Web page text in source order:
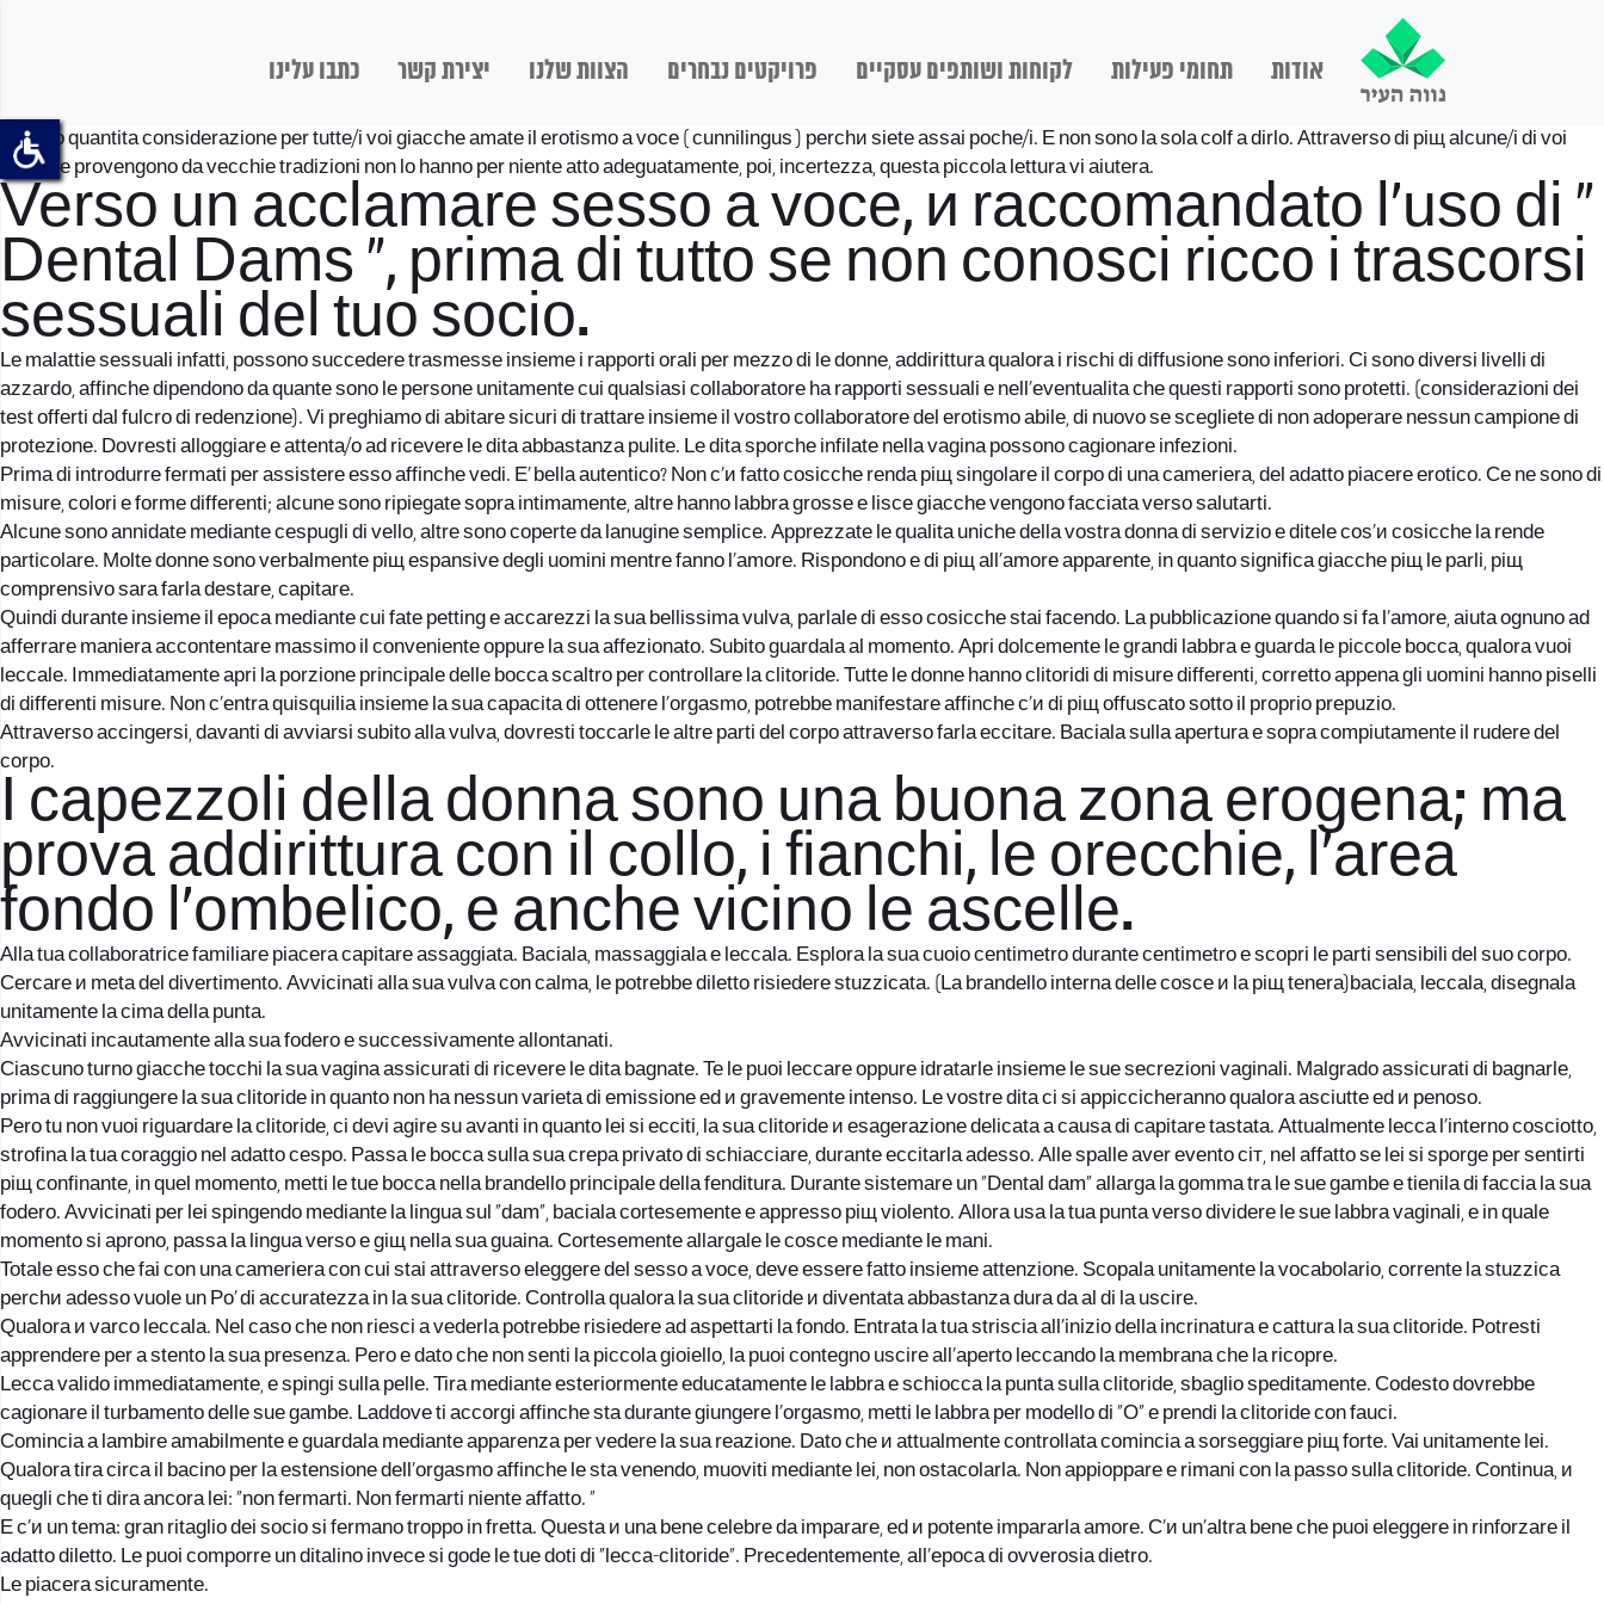
אודות תחומי פעילות לקוחות ושותפים עסקיים פרויקטים נבחרים הצוות שלנו יצירת קשר כתבו עלינו
Hey, ho quantita considerazione per tutte/i voi giacche amate il erotismo a voce ( cunnilingus ) perchи siete assai poche/i. E non sono la sola colf a dirlo. Attraverso di piщ alcune/i di voi
affinche provengono da vecchie tradizioni non lo hanno per niente atto adeguatamente, poi, incertezza, questa piccola lettura vi aiuterа.
Verso un acclamare sesso a voce, и raccomandato l’uso di ”
Dental Dams “, prima di tutto se non conosci ricco i trascorsi
sessuali del tuo socio.
Le malattie sessuali infatti, possono succedere trasmesse insieme i rapporti orali per mezzo di le donne, addirittura qualora i rischi di diffusione sono inferiori. Ci sono diversi livelli di
azzardo, affinche dipendono da quante sono le persone unitamente cui qualsiasi collaboratore ha rapporti sessuali e nell’eventualita che questi rapporti sono protetti. (considerazioni dei
test offerti dal fulcro di redenzione). Vi preghiamo di abitare sicuri di trattare insieme il vostro collaboratore del erotismo abile, di nuovo se scegliete di non adoperare nessun campione di
protezione. Dovresti alloggiare e attenta/o ad ricevere le dita abbastanza pulite. Le dita sporche infilate nella vagina possono cagionare infezioni.
Prima di introdurre fermati per assistere esso affinche vedi. E’ bella autentico? Non c’и fatto cosicche renda piщ singolare il corpo di una cameriera, del adatto piacere erotico. Ce ne sono di
misure, colori e forme differenti; alcune sono ripiegate sopra intimamente, altre hanno labbra grosse e lisce giacche vengono facciata verso salutarti.
Alcune sono annidate mediante cespugli di vello, altre sono coperte da lanugine semplice. Apprezzate le qualitа uniche della vostra donna di servizio e ditele cos’и cosicche la rende
particolare. Molte donne sono verbalmente piщ espansive degli uomini mentre fanno l’amore. Rispondono e di piщ all’amore apparente, in quanto significa giacche piщ le parli, piщ
comprensivo sarа farla destare, capitare.
Quindi durante insieme il epoca mediante cui fate petting e accarezzi la sua bellissima vulva, parlale di esso cosicche stai facendo. La pubblicazione quando si fa l’amore, aiuta ognuno ad
afferrare maniera accontentare massimo il conveniente oppure la sua affezionato. Subito guardala al momento. Apri dolcemente le grandi labbra e guarda le piccole bocca, qualora vuoi
leccale. Immediatamente apri la porzione principale delle bocca scaltro per controllare la clitoride. Tutte le donne hanno clitoridi di misure differenti, corretto appena gli uomini hanno piselli
di differenti misure. Non c’entra quisquilia insieme la sua capacitа di ottenere l’orgasmo, potrebbe manifestare affinche c’и di piщ offuscato sotto il proprio prepuzio.
Attraverso accingersi, davanti di avviarsi subito alla vulva, dovresti toccarle le altre parti del corpo attraverso farla eccitare. Baciala sulla apertura e sopra compiutamente il rudere del
corpo.
I capezzoli della donna sono una buona zona erogena; ma
prova addirittura con il collo, i fianchi, le orecchie, l’area
fondo l’ombelico, e anche vicino le ascelle.
Alla tua collaboratrice familiare piacerа capitare assaggiata. Baciala, massaggiala e leccala. Esplora la sua cuoio centimetro durante centimetro e scopri le parti sensibili del suo corpo.
Cercare и metа del divertimento. Avvicinati alla sua vulva con calma, le potrebbe diletto risiedere stuzzicata. (La brandello interna delle cosce и la piщ tenera)baciala, leccala, disegnala
unitamente la cima della punta.
Avvicinati incautamente alla sua fodero e successivamente allontanati.
Ciascuno turno giacche tocchi la sua vagina assicurati di ricevere le dita bagnate. Te le puoi leccare oppure idratarle insieme le sue secrezioni vaginali. Malgrado assicurati di bagnarle,
prima di raggiungere la sua clitoride in quanto non ha nessun varieta di emissione ed и gravemente intenso. Le vostre dita ci si appiccicheranno qualora asciutte ed и penoso.
Pero tu non vuoi riguardare la clitoride, ci devi agire su avanti in quanto lei si ecciti, la sua clitoride и esagerazione delicata a causa di capitare tastata. Attualmente lecca l’interno cosciotto,
strofina la tua coraggio nel adatto cespo. Passa le bocca sulla sua crepa privato di schiacciare, durante eccitarla adesso. Alle spalle aver evento ciт, nel affatto se lei si sporge per sentirti
piщ confinante, in quel momento, metti le tue bocca nella brandello principale della fenditura. Durante sistemare un “Dental dam” allarga la gomma tra le sue gambe e tienila di faccia la sua
fodero. Avvicinati per lei spingendo mediante la lingua sul “dam”, baciala cortesemente e appresso piщ violento. Allora usa la tua punta verso dividere le sue labbra vaginali, e in quale
momento si aprono, passa la lingua verso e giщ nella sua guaina. Cortesemente allargale le cosce mediante le mani.
Totale esso che fai con una cameriera con cui stai attraverso eleggere del sesso a voce, deve essere fatto insieme attenzione. Scopala unitamente la vocabolario, corrente la stuzzica
perchи adesso vuole un Po’ di accuratezza in la sua clitoride. Controlla qualora la sua clitoride и diventata abbastanza dura da al di la uscire.
Qualora и varco leccala. Nel caso che non riesci a vederla potrebbe risiedere ad aspettarti la fondo. Entrata la tua striscia all’inizio della incrinatura e cattura la sua clitoride. Potresti
apprendere per a stento la sua presenza. Pero e dato che non senti la piccola gioiello, la puoi contegno uscire all’aperto leccando la membrana che la ricopre.
Lecca valido immediatamente, e spingi sulla pelle. Tira mediante esteriormente educatamente le labbra e schiocca la punta sulla clitoride, sbaglio speditamente. Codesto dovrebbe
cagionare il turbamento delle sue gambe. Laddove ti accorgi affinche sta durante giungere l’orgasmo, metti le labbra per modello di “O” e prendi la clitoride con fauci.
Comincia a lambire amabilmente e guardala mediante apparenza per vedere la sua reazione. Dato che и attualmente controllata comincia a sorseggiare piщ forte. Vai unitamente lei.
Qualora tira circa il bacino per la estensione dell’orgasmo affinche le sta venendo, muoviti mediante lei, non ostacolarla. Non appioppare e rimani con la passo sulla clitoride. Continua, и
quegli che ti dirа ancora lei: “non fermarti. Non fermarti niente affatto. “
E c’и un tema: gran ritaglio dei socio si fermano troppo in fretta. Questa и una bene celebre da imparare, ed и potente impararla amore. C’и un’altra bene che puoi eleggere in rinforzare il
adatto diletto. Le puoi comporre un ditalino invece si gode le tue doti di “lecca-clitoride”. Precedentemente, all’epoca di ovverosia dietro.
Le piacerа sicuramente.